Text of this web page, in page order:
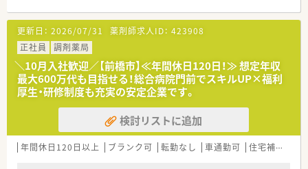
での通勤が必須となります。
■幅広い医療機関から面対応で処方箋を受け付けており、1日あ
たりの応需枚数は約10枚です。
■現在は薬剤師1名体制での勤務となっており、患者様一人ひと
りとじっくり向き合うことができます。
【想定される業務内容】
■調剤業務や監査、患者様への服薬指導に加えて、ドラッグスト
アにおける一般用医薬品の販売対応も行います。
■各店舗にて在宅医療にも対応しており、患者様の生活状況に合
わせたきめ細やかな服薬指導を実施いたします。
■患者様の利便性を高めるため、処方箋送信アプリによる受付や
更新日： 2026/07/31 薬剤師求人ID： 423908
正社員
調剤薬局
＼10月入社歓迎／【前橋市】≪年間休日120日！≫ 想定年収
最大600万代も目指せる！総合病院門前でスキルUP×福利
厚生・研修制度も充実の安定企業です。
検討リストに追加
年間休日120日以上 ブランク可 転勤なし 車通勤可 住宅補助(手当)あり